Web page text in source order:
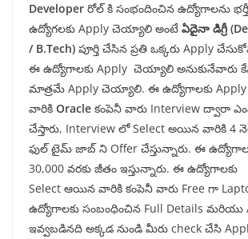
Developer రోల్ కి సంభందించిన ఉద్యోగాలను భర్తీ
ఉద్యోగలకు Apply చెయ్యాలి అంటే ఏదైనా డిగ్రీ
/B.Tech) పూర్తి చేసిన ప్రతి ఒక్కరు Apply
ఈ ఉద్యోగాలకు Apply చెయ్యాలి అనుకునేవారు
మాత్రమే Apply చెయ్యాలి. ఈ ఉద్యోగాలకు Apply
వారికి Oracle కంపెనీ వారు Interview ద్వారా
చేస్తారు, Interview లో Select అయిన వారికి 4
ఫుల్ టైమ్ జాబ్ ని Offer చేస్తున్నారు. ఈ
30,000 వరకు జీతం ఇస్తున్నారు. ఈ ఉద్యోగాలకు
Select ఆయిన వారికి కంపెనీ వారు Free గా
ఉద్యోగాలకు సంబంధించిన Full Details మరియు
ఇవ్వబడినది అక్కడ నుండి మీరు check చేసి